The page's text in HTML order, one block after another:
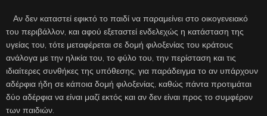
Αν δεν καταστεί εφικτό το παιδί να παραμείνει στο οικογενειακό
του περιβάλλον, και αφού εξεταστεί ενδελεχώς η κατάσταση της
υγείας του, τότε μεταφέρεται σε δομή φιλοξενίας του κράτους
ανάλογα με την ηλικία του, το φύλο του, την περίσταση και τις
ιδιαίτερες συνθήκες της υπόθεσης, για παράδειγμα το αν υπάρχουν
αδέρφια ήδη σε κάποια δομή φιλοξενίας, καθώς πάντα προτιμάται
δύο αδέρφια να είναι μαζί εκτός και αν δεν είναι προς το συμφέρον
των παιδιών.